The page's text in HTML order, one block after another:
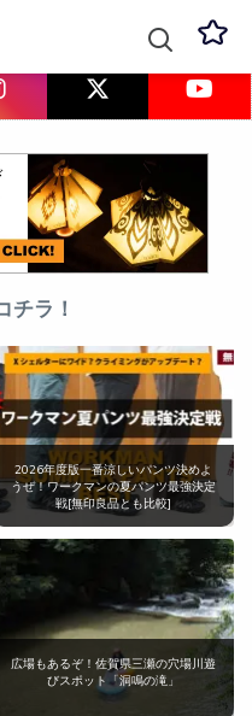
チラ！
2026年度版一番涼しいパンツ決めよ
うぜ！ワークマンの夏パンツ最強決定
戦[無印良品とも比較]
広場もあるぞ！佐賀県三瀬の穴場川遊
びスポット「洞鳴の滝」